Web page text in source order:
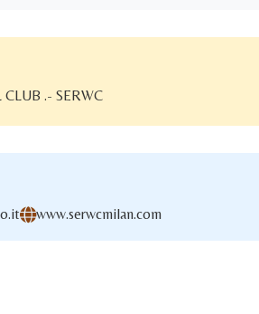
.- SERWC
www.serwcmilan.com